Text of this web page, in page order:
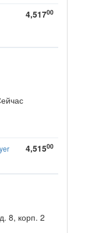
4,51700
4,51500
8, корп. 2